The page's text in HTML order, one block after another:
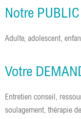
Notre
Adulte, adolescent,
Votre
Entretien conseil,
soulagement, thérapie